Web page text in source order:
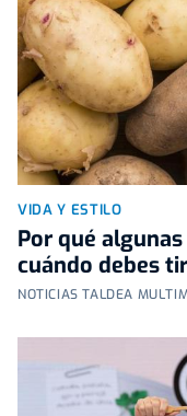
VIDA Y ESTILO
Por qué
cuándo debes
NOTICIAS TALDEA